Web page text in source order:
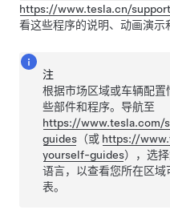
https://www.tesla.cn/
看这些程序的说明、动画演示
注
根据市场区域或车辆配
些部件和程序。导航至
https://
guides （或 https://
yourself-guides），选
语言，以查看您所在区域
表。